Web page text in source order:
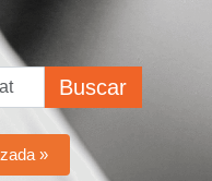
Buscar
»